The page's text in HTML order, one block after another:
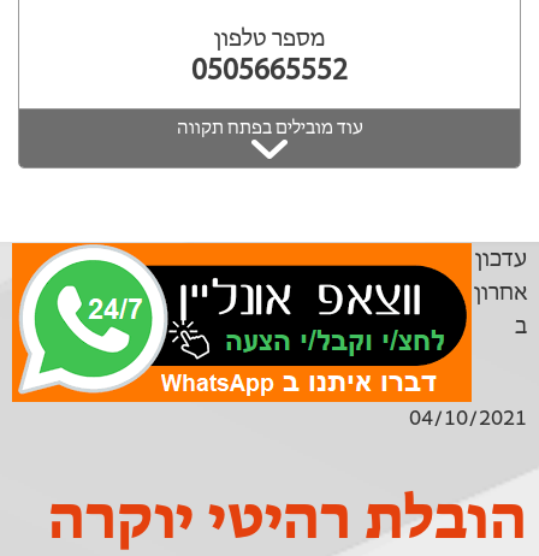
מספר טלפון
0505665552
עוד מובילים בפתח תקווה
עדכון
אחרון
ב
04/10/2021
הובלת רהיטי יוקרה